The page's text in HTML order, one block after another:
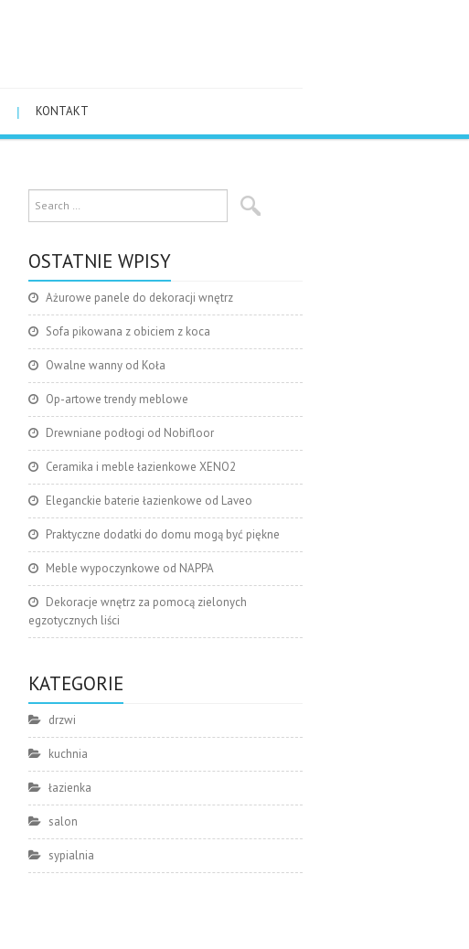
KONTAKT
OSTATNIE WPISY
Ażurowe panele do dekoracji wnętrz
Sofa pikowana z obiciem z koca
Owalne wanny od Koła
Op-artowe trendy meblowe
Drewniane podłogi od Nobifloor
Ceramika i meble łazienkowe XENO2
Eleganckie baterie łazienkowe od Laveo
Praktyczne dodatki do domu mogą być piękne
Meble wypoczynkowe od NAPPA
Dekoracje wnętrz za pomocą zielonych
egzotycznych liści
KATEGORIE
drzwi
kuchnia
łazienka
salon
sypialnia